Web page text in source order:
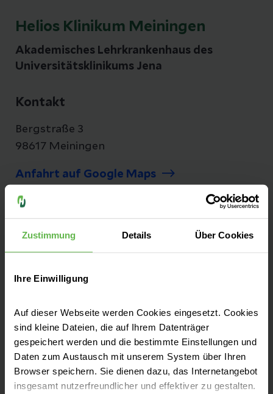
Zustimmung Details Über Cookies
Ihre Einwilligung
Auf dieser Webseite werden Cookies eingesetzt. Cookies
sind kleine Dateien, die auf Ihrem Datenträger
gespeichert werden und die bestimmte Einstellungen und
Daten zum Austausch mit unserem System über Ihren
Browser speichern. Sie dienen dazu, das Internetangebot
insgesamt nutzerfreundlicher und effektiver zu gestalten.
Helios Klinikum Meiningen
Akademisches Lehrkrankenhaus des
Universitätsklinikums Jena
Kontakt
Bergstraße 3
98617 Meiningen
Anfahrt auf Google Maps
Tel:
Patienten aus Südthüringen auf dem Berg in
Dreißigacker. Das Helios Klinikum Meiningen
ist ein Akutkrankenhaus mit regionaler und
überregionaler Versorgung und
Akademisches Lehrkrankenhaus des